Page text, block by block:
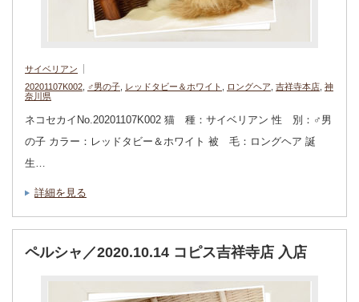
サイベリアン
20201107K002
♂男の子 レッドタビー＆ホワイト ロングヘア 吉祥寺本店 神
奈川県
ネコセカイNo.20201107K002 猫 種：サイベリアン 性 別：♂男
の子 カラー：レッドタビー＆ホワイト 被 毛：ロングヘア 誕
生…
詳細を見る
ペルシャ／2020.10.14 コピス吉祥寺店 入店